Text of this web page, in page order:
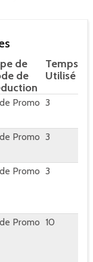
de
de
Temps
Utilisé
Promo 3
Promo 3
Promo 3
Promo 10